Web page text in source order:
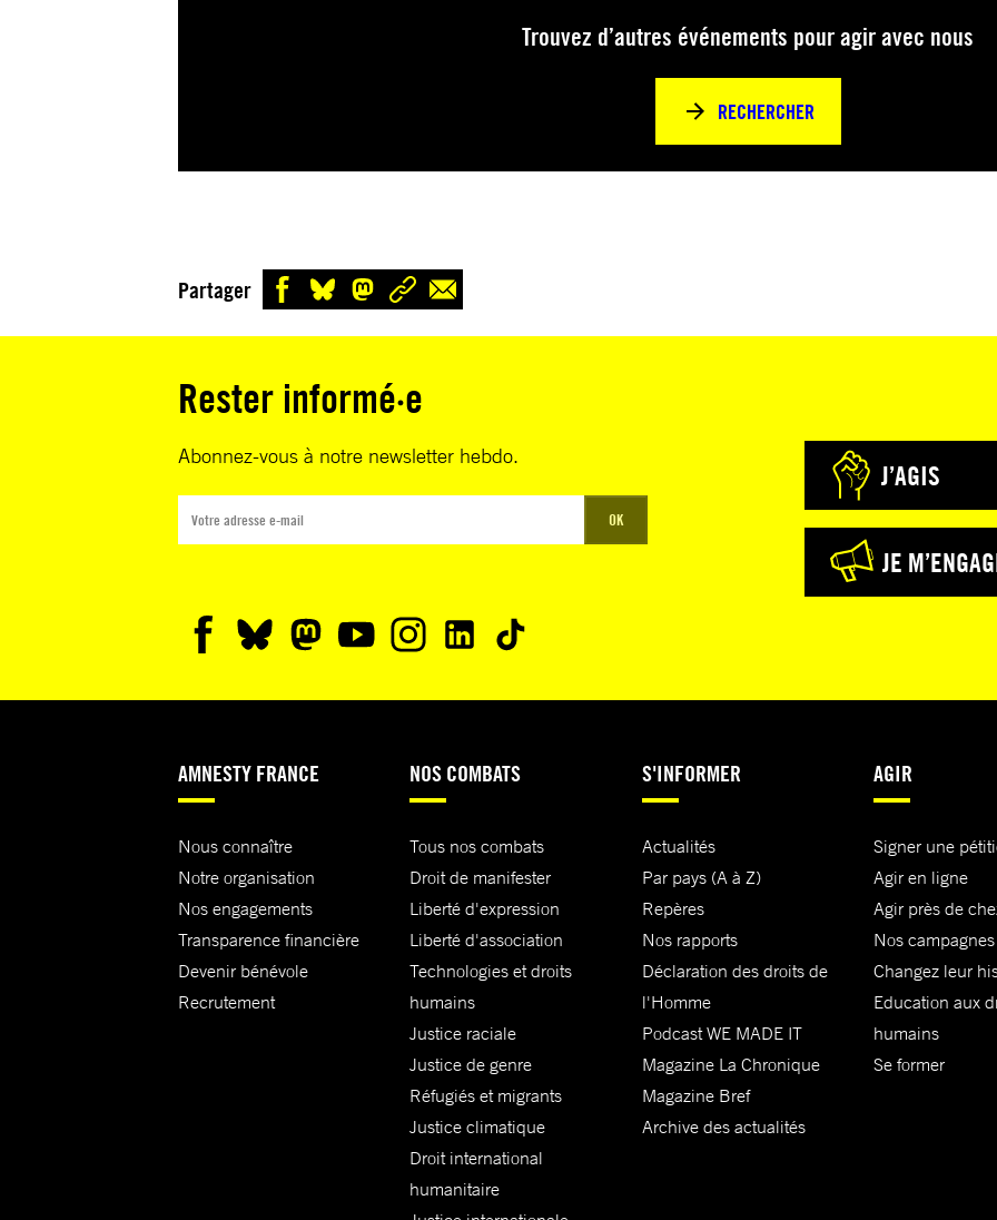
Trouvez d’autres événements pour agir avec nous
RECHERCHER
Partager
Rester informé·e
Abonnez-vous à notre newsletter hebdo.
OK
J’AGIS
JE
AMNESTY FRANCE
Nous connaître
Notre organisation
Nos engagements
Transparence financière
Devenir bénévole
Recrutement
NOS COMBATS
Tous nos combats
Droit de manifester
Liberté d'expression
Liberté d'association
Technologies et droits
humains
Justice raciale
Justice de genre
Réfugiés et migrants
Justice climatique
Droit international
humanitaire
S'INFORMER
Actualités
Par pays (A à Z)
Repères
Nos rapports
Déclaration des droits de
l'Homme
Podcast WE MADE IT
Magazine La Chronique
Magazine Bref
Archive des actualités
AGIR
Signer une
Agir en ligne
Agir près de
Nos campagnes
Changez leur
Education aux
humains
Se former